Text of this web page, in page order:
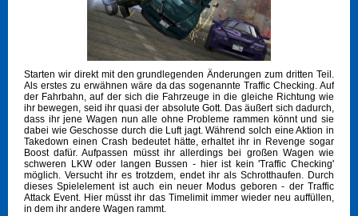
Starten wir direkt mit den grundlegenden Änderungen zum dritten Teil.
Als erstes zu erwähnen wäre da das sogenannte Traffic Checking. Auf
der Fahrbahn, auf der sich die Fahrzeuge in die gleiche Richtung wie
ihr bewegen, seid ihr quasi der absolute Gott. Das äußert sich dadurch,
dass ihr jene Wagen nun alle ohne Probleme rammen könnt und sie
dabei wie Geschosse durch die Luft jagt. Während solch eine Aktion in
Takedown einen Crash bedeutet hätte, erhaltet ihr in Revenge sogar
Boost dafür. Aufpassen müsst ihr allerdings bei großen Wagen wie
schweren LKW oder langen Bussen - hier ist kein 'Traffic Checking'
möglich. Versucht ihr es trotzdem, endet ihr als Schrotthaufen. Durch
dieses Spielelement ist auch ein neuer Modus geboren - der Traffic
Attack Event. Hier müsst ihr das Timelimit immer wieder neu auffüllen,
in dem ihr andere Wagen rammt.